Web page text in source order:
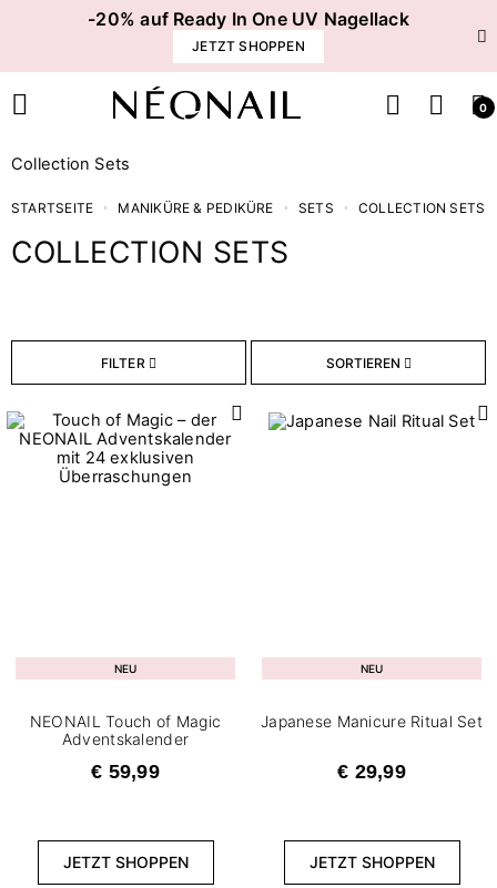
-20% auf Ready In One UV Nagellack
JETZT SHOPPEN
0
Collection Sets
Inhalt
3 ml
STARTSEITE MANIKÜRE & PEDIKÜRE SETS COLLECTION SETS
COLLECTION SETS
FILTER SORTIEREN
NEU
NEONAIL Touch of Magic
Adventskalender
€ 59,99
JETZT SHOPPEN
NEU
Japanese Manicure Ritual Set
€ 29,99
JETZT SHOPPEN